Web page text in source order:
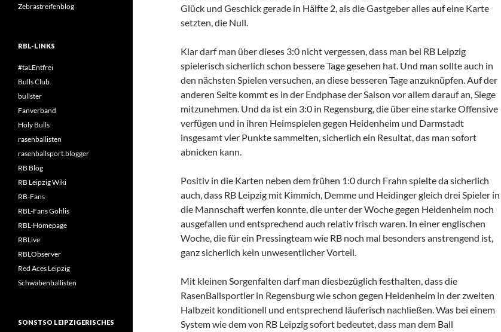
Glück und Geschick gerade in Hälfte 2, als die Gastgeber alles auf eine Karte
setzten, die Null.
Klar darf man über dieses 3:0 nicht vergessen, dass man bei RB Leipzig
spielerisch sicherlich schon bessere Tage gesehen hat. Und man sollte auch in
den nächsten Spielen versuchen, an diese besseren Tage anzuknüpfen. Auf der
anderen Seite kommt es in der Endphase der Saison vor allem darauf an, Siege
mitzunehmen. Und da ist ein 3:0 in Regensburg, die über eine starke Offensive
verfügen und in ihren Heimspielen gegen Heidenheim und Darmstadt
insgesamt vier Punkte sammelten, sicherlich ein Resultat, das man sofort
abnicken kann.
Positiv in die Karten neben dem frühen 1:0 durch Frahn spielte da sicherlich
auch, dass RB Leipzig mit Kimmich, Demme und Heidinger gleich drei Spieler in
die Mannschaft werfen konnte, die unter der Woche gegen Heidenheim noch
ausgefallen und entsprechend auch relativ frisch waren. In einer englischen
Woche, die für ein Pressingteam wie RB noch mal besonders anstrengend ist,
ganz sicherlich kein unwesentlicher Vorteil.
Mit kleinen Sorgenfalten darf man diesbezüglich festhalten, dass die
RasenBallsportler in Regensburg wie schon gegen Heidenheim in der zweiten
Halbzeit konditionell und entsprechend läuferisch nachließen. Was bei einem
System wie dem von RB Leipzig sofort bedeutet, dass man dem Ball
Zebrastreifenblog
RBL-LINKS
#taLEntfrei
Bulls Club
bullster
Fanverband
Holy Bulls
rasenballisten
rasenballsport.blogger
RB Blog
RB Leipzig Wiki
RB-Fans
RBL-Fans Gohlis
RBL-Homepage
RBLive
RBLObserver
Red Aces Leipzig
Schwabenballisten
SONSTSO LEIPZIGERISCHES